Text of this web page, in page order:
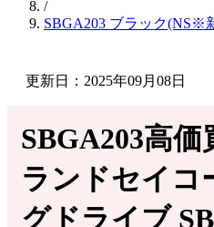
/
SBGA203 ブラック(NS※
更新日：2025年09月08日
SBGA203高
ランドセイコ
グドライブ